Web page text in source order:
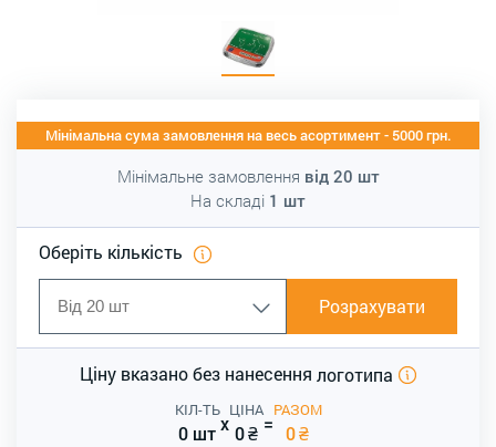
Мінімальна сума замовлення на весь асортимент - 5000 грн.
Мінімальне замовлення від 20 шт
На складі 1 шт
Оберіть кількість
Розрахувати
Ціну вказано без нанесення логотипа
КІЛ-ТЬ
0 штx
ЦІНА
0₴ =
РАЗОМ
0₴